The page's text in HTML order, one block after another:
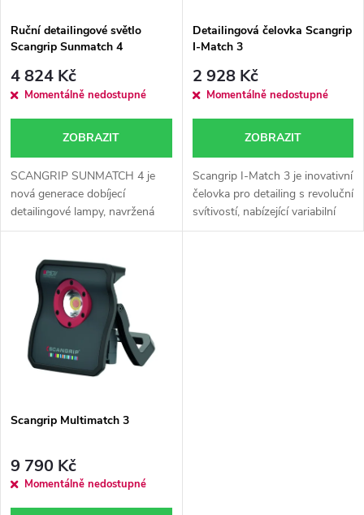
p
r
o
d
u
s
p
r
d
u
ů
Ruční detailingové světlo
Scangrip Sunmatch 4
4 824 Kč
Momentálně nedostupné
ZOBRAZIT
SCANGRIP SUNMATCH 4 je
nová generace dobíjecí
detailingové lampy, navržená
pro dokonalou kontrolu laku. S
věrné barvy, disponuje dvěma
světelnými...
Detailingová čelovka Scangrip
I-Match 3
2 928 Kč
Momentálně nedostupné
ZOBRAZIT
Scangrip I-Match 3 je inovativní
čelovka pro detailing s revoluční
svítivostí, nabízející variabilní
výkon od 25 do 250 lumenů a 5
Scangrip Multimatch 3
9 790 Kč
Momentálně nedostupné